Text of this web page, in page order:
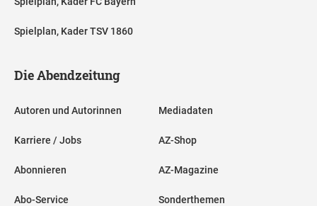
Spielplan, Kader TSV 1860
Die Abendzeitung
Autoren und Autorinnen
Karriere / Jobs
Abonnieren
Abo-Service
Mediadaten
AZ-Shop
AZ-Magazine
Sonderthemen